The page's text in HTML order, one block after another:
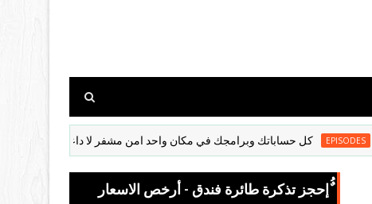
كل حساباتك وبرامجك في مكان واحد امن مشفر لا داعي لكتابة كلمات السر.
ٌُإحجز تذكرة طائرة فندق - أرخص الاسعار